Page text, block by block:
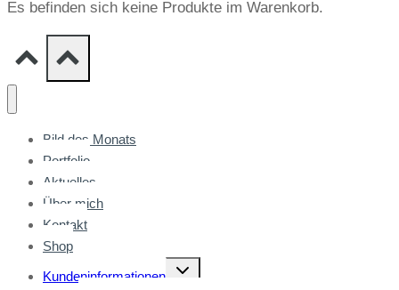
Es befinden sich keine Produkte im Warenkorb.
Bild des Monats
Portfolio
Aktuelles
Über mich
Kontakt
Shop
Kundeninformationen
Untermenü
umschalten